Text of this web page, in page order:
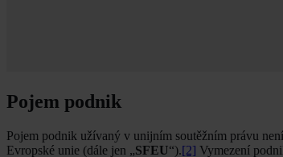
Pojem podnik
Pojem podnik užívaný v unijním soutěžním právu
Evropské unie (dále jen „SFEU“).[2] Vymezení